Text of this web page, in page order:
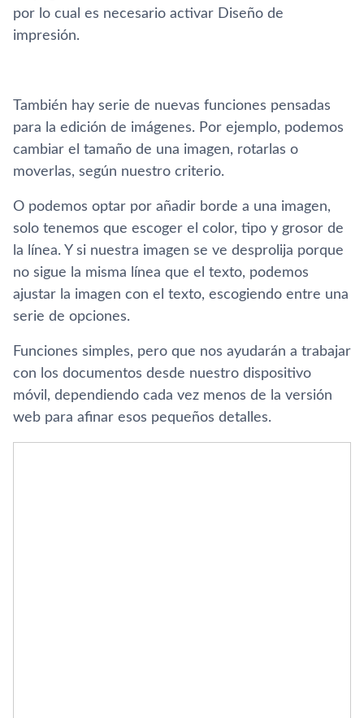
por lo cual es necesario activar Diseño de
impresión.
También hay serie de nuevas funciones pensadas
para la edición de imágenes. Por ejemplo, podemos
cambiar el tamaño de una imagen, rotarlas o
moverlas, según nuestro criterio.
O podemos optar por añadir borde a una imagen,
solo tenemos que escoger el color, tipo y grosor de
la lí­nea. Y si nuestra imagen se ve desprolija porque
no sigue la misma lí­nea que el texto, podemos
ajustar la imagen con el texto, escogiendo entre una
serie de opciones.
Funciones simples, pero que nos ayudarán a trabajar
con los documentos desde nuestro dispositivo
móvil, dependiendo cada vez menos de la versión
web para afinar esos pequeños detalles.